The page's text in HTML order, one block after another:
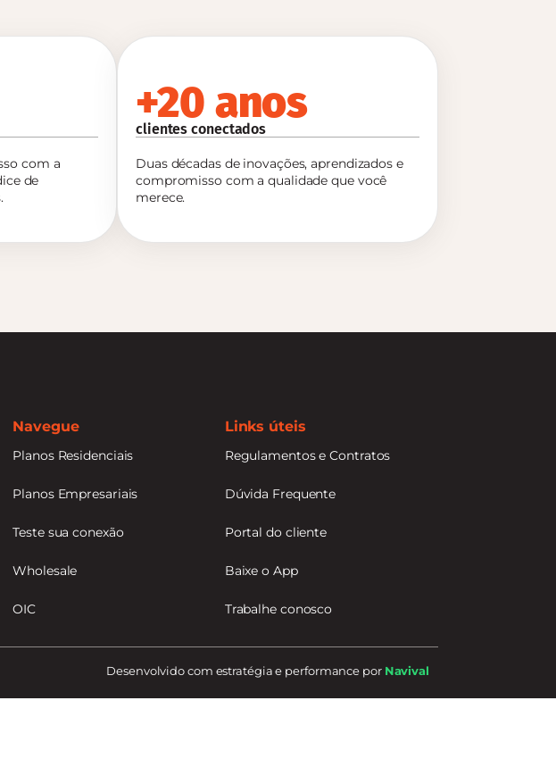
com a
de
+20 anos
clientes conectados
Duas décadas de inovações, aprendizados e
compromisso com a qualidade que você
merece.
Navegue
Planos Residenciais
Planos Empresariais
Teste sua conexão
Wholesale
OIC
Links úteis
Regulamentos e Contratos
Dúvida Frequente
Portal do cliente
Baixe o App
Trabalhe conosco
Desenvolvido com estratégia e performance por Navival